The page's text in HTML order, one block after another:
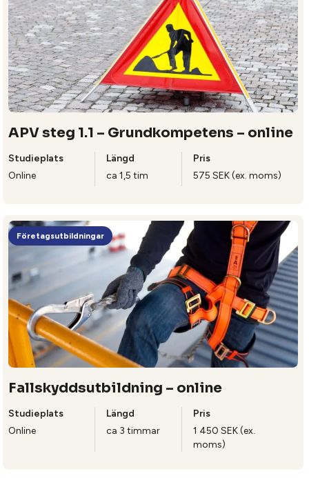
APV steg 1.1 – Grundkompetens – online
Studieplats
Online
Längd
ca 1,5 tim
Pris
575 SEK (ex. moms)
Företagsutbildningar
Fallskyddsutbildning – online
Studieplats
Online
Längd
ca 3 timmar
Pris
1 450 SEK (ex.
moms)